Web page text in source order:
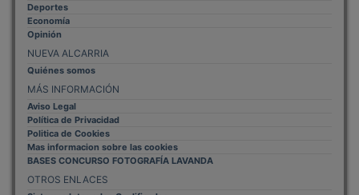
Deportes
Economía
Opinión
NUEVA ALCARRIA
Quiénes somos
MÁS INFORMACIÓN
Aviso Legal
Política de Privacidad
Politica de Cookies
Mas informacion sobre las cookies
BASES CONCURSO FOTOGRAFÍA LAVANDA
OTROS ENLACES